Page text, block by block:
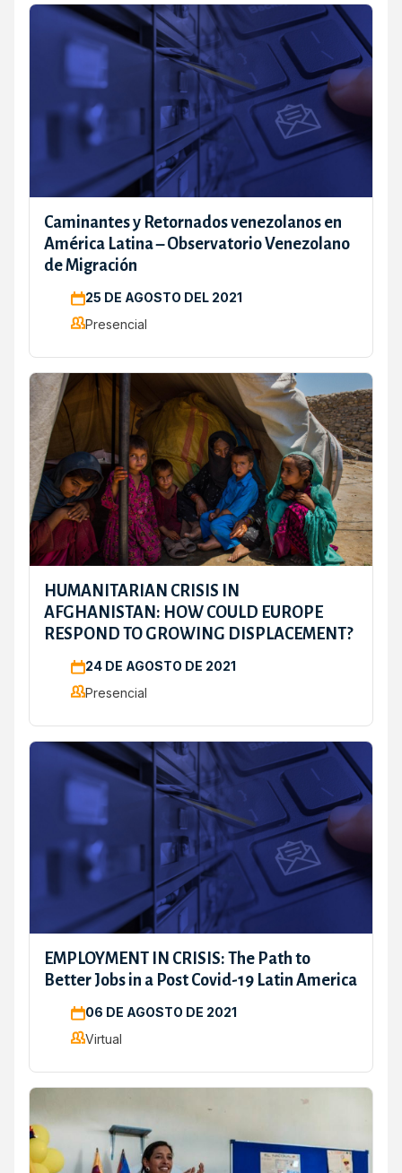
Caminantes y Retornados venezolanos en
América Latina – Observatorio Venezolano
de Migración
25 DE AGOSTO DEL 2021
Presencial
HUMANITARIAN CRISIS IN
AFGHANISTAN: HOW COULD EUROPE
RESPOND TO GROWING DISPLACEMENT?
24 DE AGOSTO DE 2021
Presencial
EMPLOYMENT IN CRISIS: The Path to
Better Jobs in a Post Covid-19 Latin America
06 DE AGOSTO DE 2021
Virtual